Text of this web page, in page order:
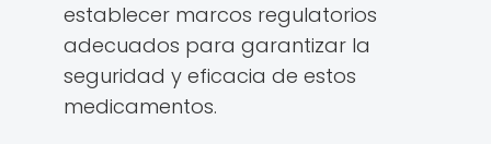
establecer marcos regulatorios
adecuados para garantizar la
seguridad y eficacia de estos
medicamentos.